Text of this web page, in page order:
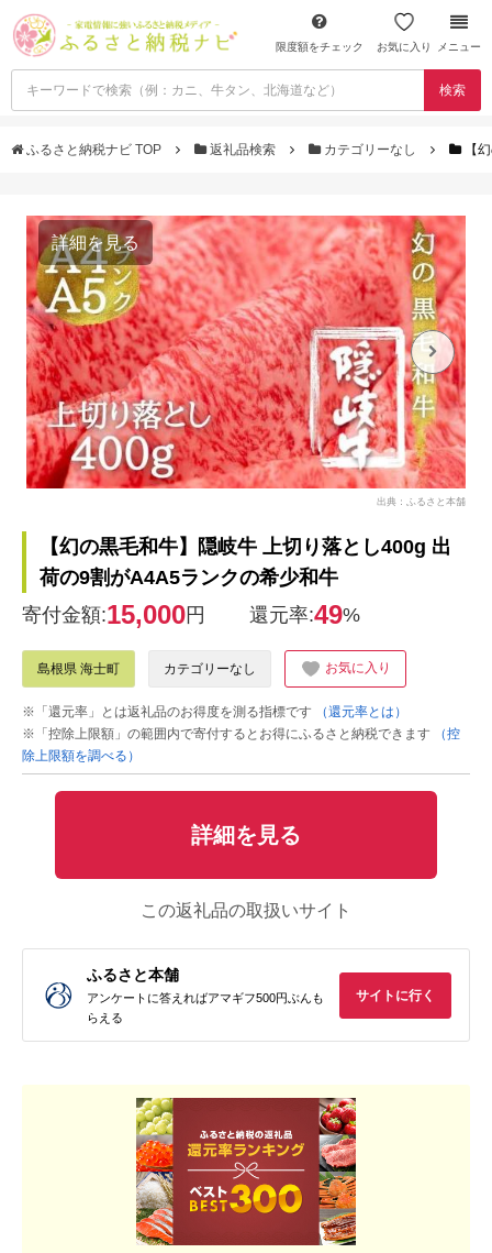
限度額をチェック お気に入り メニュー
検索
ふるさと納税ナビ TOP 返礼品検索 カテゴリーなし 【
詳細を見る
出典：ふるさと本舗
【幻の黒毛和牛】隠岐牛 上切り落とし400g 出
荷の9割がA4A5ランクの希少和牛
寄付金額:15,000円 還元率:49%
島根県 海士町 カテゴリーなし お気に入り
※「還元率」とは返礼品のお得度を測る指標です
（還元率とは）
※「控除上限額」の範囲内で寄付するとお得にふるさと納税できます
（控
除上限額を調べる）
詳細を見る
この返礼品の取扱いサイト
ふるさと本舗
アンケートに答えればアマギフ500円ぶんも
らえる
サイトに行く